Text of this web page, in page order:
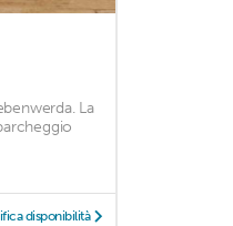
La
disponibilità